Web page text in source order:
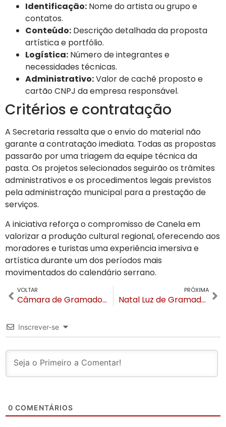
Identificação: Nome do artista ou grupo e
contatos.
Conteúdo: Descrição detalhada da proposta
artística e portfólio.
Logística: Número de integrantes e
necessidades técnicas.
Administrativo:Valor de cachê proposto e
cartão CNPJ da empresa responsável.
Critérios e contratação
A Secretaria ressalta que o envio do material não
garante a contratação imediata. Todas as propostas
passarão por uma triagem da equipe técnica da
pasta. Os projetos selecionados seguirão os trâmites
administrativos e os procedimentos legais previstos
pela administração municipal para a prestação de
serviços.
A iniciativa reforça o compromisso de Canela em
valorizar a produção cultural regional, oferecendo aos
moradores e turistas uma experiência imersiva e
artística durante um dos períodos mais
movimentados do calendário serrano.
VOLTAR
Câmara de Gramado abre ano legislativo com foco em feriados e mobilidade urbana
PRÓXIMA
Natal Luz de Gramado abre nova etapa de troca solidária de ingressos nesta terça-feira
Inscrever-se
0 COMENTÁRIOS